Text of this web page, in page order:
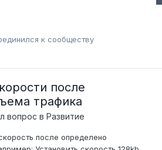
к сообществу
после
трафика
вопрос в Развитие
после определено